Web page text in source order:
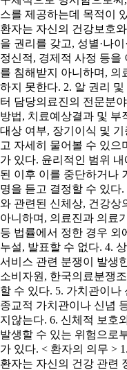
스를 제공하는데 목적이
환자는 자신의 건강보호
을 권리를 갖고, 성별·나이
정신적, 경제적 사정 등을
를 침해받지 아니하며, 의
하지 못한다. 2. 알 권리
터 담당의료진의 전문분
방법, 치료예상결과 및 부
대상 여부, 장기이식 및
고 자세히 물어볼 수 있으
가 있다. 윤리적인 범위
된 이후 이를 중단하거나
명을 듣고 결정할 수 있다
와 관련된 신체상, 건강상
아니하며, 의료진과 의료
등 법률에서 정한 경우 외
누설, 발표할 수 없다. 4.
서비스 관련 분쟁이 발생
소비자원, 한국의료분쟁
할 수 있다. 5. 가치관이나
종교적 가치관이나 신념
지않는다. 6. 신체적 보호
발생할 수 있는 위험으로
가 있다. < 환자의 의무 >
환자는 자신의 건강 관련